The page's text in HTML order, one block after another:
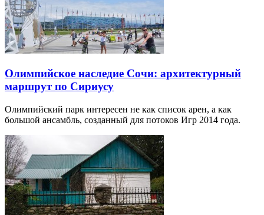
Олимпийское наследие Сочи: архитектурный
маршрут по Сириусу
Олимпийский парк интересен не как список арен, а как
большой ансамбль, созданный для потоков Игр 2014 года.